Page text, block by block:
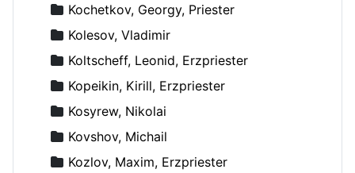
Kochetkov, Georgy, Priester
Kolesov, Vladimir
Koltscheff, Leonid, Erzpriester
Kopeikin, Kirill, Erzpriester
Kosyrew, Nikolai
Kovshov, Michail
Kozlov, Maxim, Erzpriester